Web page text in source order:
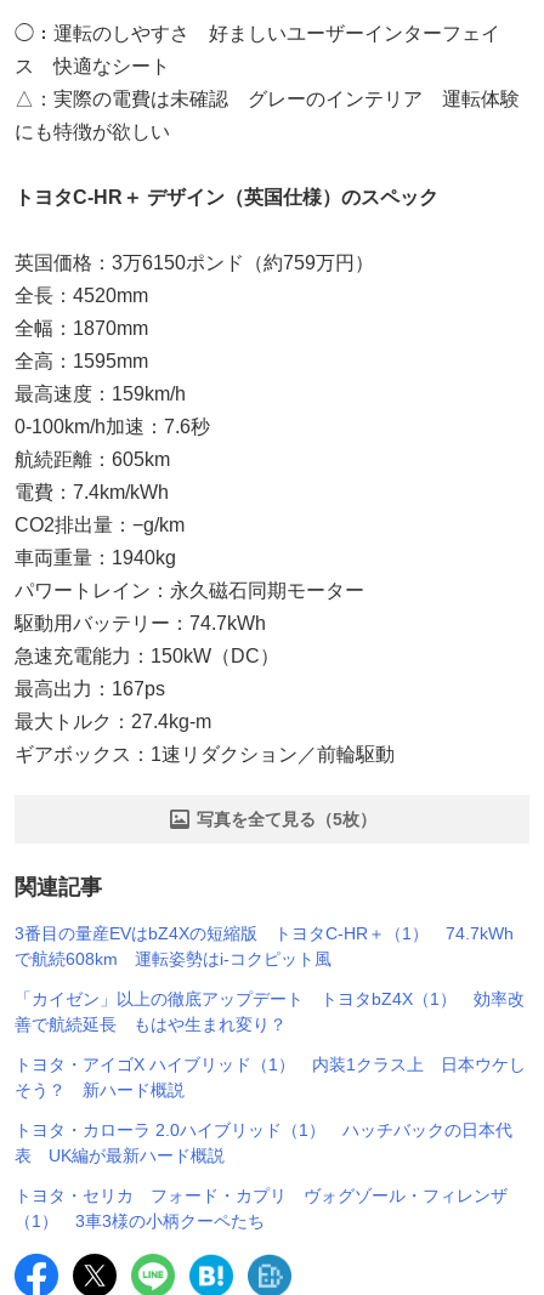
◯：運転のしやすさ 好ましいユーザーインターフェイ
ス 快適なシート
△：実際の電費は未確認 グレーのインテリア 運転体験
にも特徴が欲しい
トヨタC-HR＋ デザイン（英国仕様）のスペック
英国価格：3万6150ポンド（約759万円）
全長：4520mm
全幅：1870mm
全高：1595mm
最高速度：159km/h
0-100km/h加速：7.6秒
航続距離：605km
電費：7.4km/kWh
CO2排出量：−g/km
車両重量：1940kg
パワートレイン：永久磁石同期モーター
駆動用バッテリー：74.7kWh
急速充電能力：150kW（DC）
最高出力：167ps
最大トルク：27.4kg-m
ギアボックス：1速リダクション／前輪駆動
写真を全て見る（5枚）
関連記事
3番目の量産EVはbZ4Xの短縮版 トヨタC-HR＋（1） 74.7kWh
で航続608km 運転姿勢はi-コクピット風
「カイゼン」以上の徹底アップデート トヨタbZ4X（1） 効率改
善で航続延長 もはや生まれ変り？
トヨタ・アイゴX ハイブリッド（1） 内装1クラス上 日本ウケし
そう？ 新ハード概説
トヨタ・カローラ 2.0ハイブリッド（1） ハッチバックの日本代
表 UK編が最新ハード概説
トヨタ・セリカ フォード・カプリ ヴォグゾール・フィレンザ
（1） 3車3様の小柄クーペたち